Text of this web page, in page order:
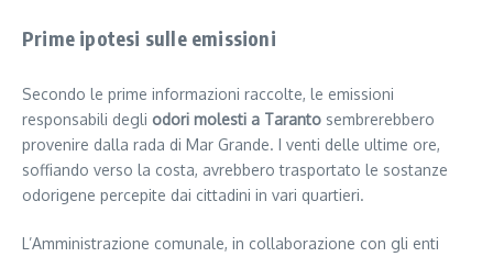
Prime ipotesi sulle emissioni
Secondo le prime informazioni raccolte, le emissioni
responsabili degli odori molesti a Taranto sembrerebbero
provenire dalla rada di Mar Grande. I venti delle ultime ore,
soffiando verso la costa, avrebbero trasportato le sostanze
odorigene percepite dai cittadini in vari quartieri.
L’Amministrazione comunale, in collaborazione con gli enti